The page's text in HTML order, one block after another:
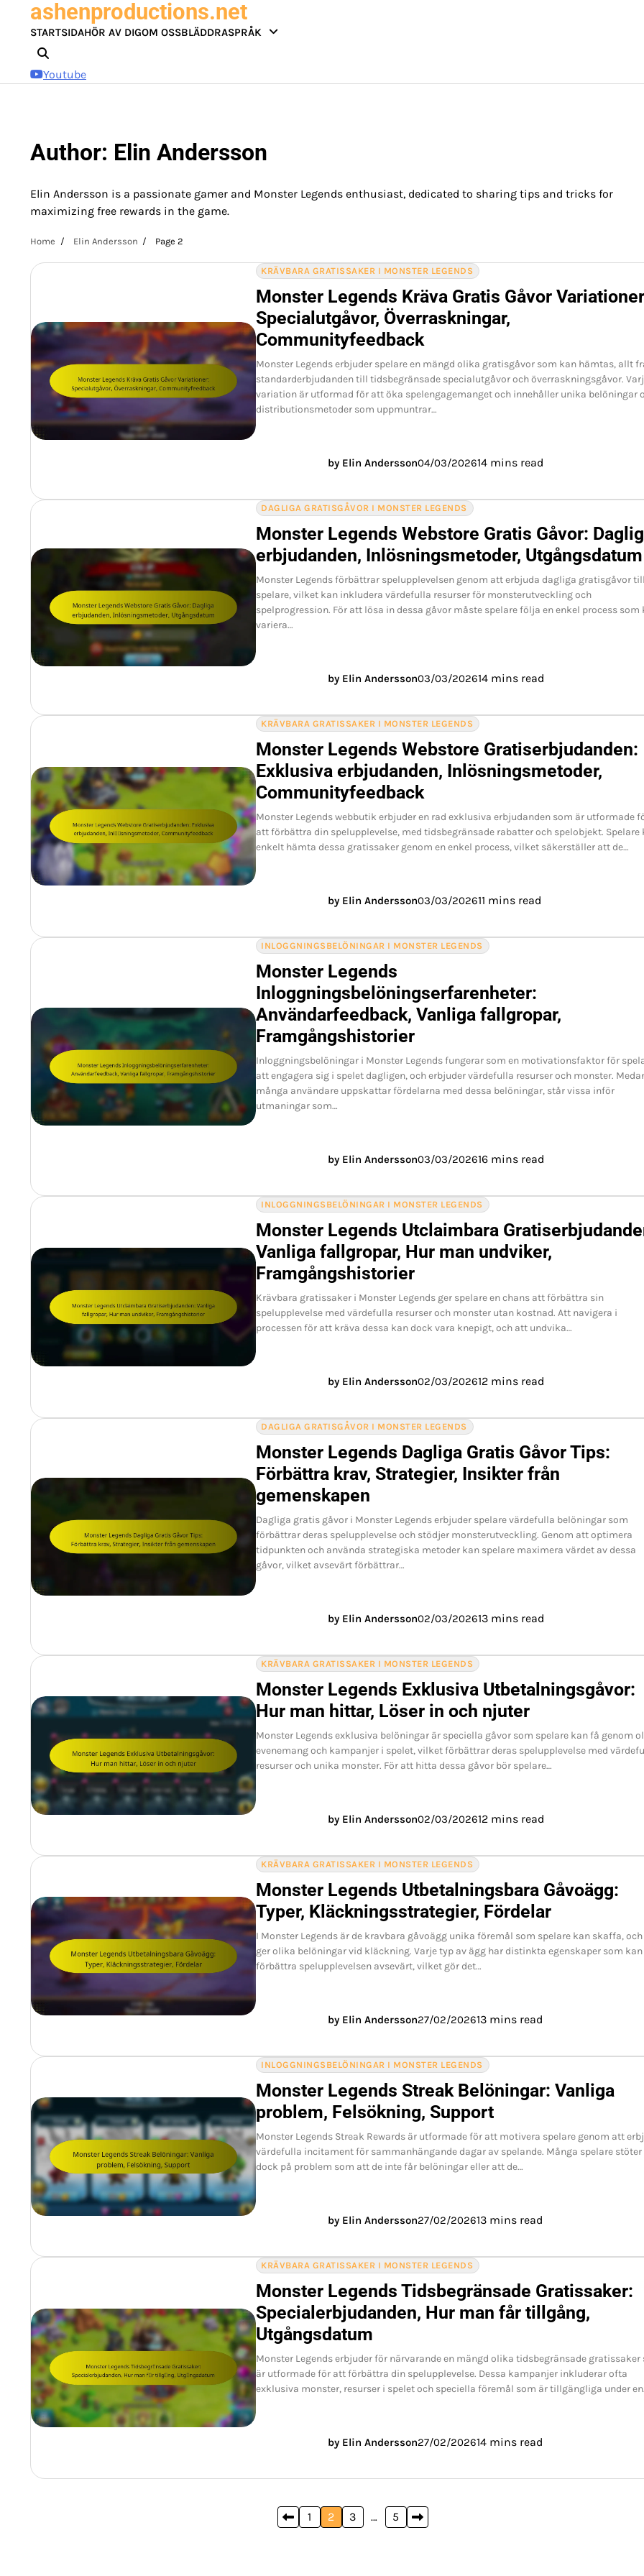
ashenproductions.net
STARTSIDAHÖR AV DIGOM OSSBLÄDDRASPRÅK
Youtube
Author: Elin Andersson
Elin Andersson is a passionate gamer and Monster Legends enthusiast, dedicated to sharing tips and tricks for
maximizing free rewards in the game.
Home Elin Andersson Page 2
KRÄVBARA GRATISSAKER I MONSTER LEGENDS
Monster Legends Kräva Gratis Gåvor
Specialutgåvor, Överraskningar,
Communityfeedback
Monster Legends erbjuder spelare en mängd olika gratisgåvor som kan hämtas, allt
standarderbjudanden till tidsbegränsade specialutgåvor och överraskningsgåvor.
variation är utformad för att öka spelengagemanget och innehåller unika belöningar
distributionsmetoder som uppmuntrar…
by Elin Andersson04/03/202614 mins read
DAGLIGA GRATISGÅVOR I MONSTER LEGENDS
Monster Legends Webstore Gratis Gåvor:
erbjudanden, Inlösningsmetoder, Utgångsdatum
Monster Legends förbättrar spelupplevelsen genom att erbjuda dagliga gratisgåvor till
spelare, vilket kan inkludera värdefulla resurser för monsterutveckling och
spelprogression. För att lösa in dessa gåvor måste spelare följa en enkel process som
variera…
by Elin Andersson03/03/202614 mins read
KRÄVBARA GRATISSAKER I MONSTER LEGENDS
Monster Legends Webstore Gratiserbjudanden:
Exklusiva erbjudanden, Inlösningsmetoder,
Communityfeedback
Monster Legends webbutik erbjuder en rad exklusiva erbjudanden som är utformade
att förbättra din spelupplevelse, med tidsbegränsade rabatter och spelobjekt. Spelare
enkelt hämta dessa gratissaker genom en enkel process, vilket säkerställer att de…
by Elin Andersson03/03/202611 mins read
INLOGGNINGSBELÖNINGAR I MONSTER LEGENDS
Monster Legends
Inloggningsbelöningserfarenheter:
Användarfeedback, Vanliga fallgropar,
Framgångshistorier
Inloggningsbelöningar i Monster Legends fungerar som en motivationsfaktor för
att engagera sig i spelet dagligen, och erbjuder värdefulla resurser och monster.
många användare uppskattar fördelarna med dessa belöningar, står vissa inför
utmaningar som…
by Elin Andersson03/03/202616 mins read
INLOGGNINGSBELÖNINGAR I MONSTER LEGENDS
Monster Legends Utclaimbara
Vanliga fallgropar, Hur man undviker,
Framgångshistorier
Krävbara gratissaker i Monster Legends ger spelare en chans att förbättra sin
spelupplevelse med värdefulla resurser och monster utan kostnad. Att navigera i
processen för att kräva dessa kan dock vara knepigt, och att undvika…
by Elin Andersson02/03/202612 mins read
DAGLIGA GRATISGÅVOR I MONSTER LEGENDS
Monster Legends Dagliga Gratis Gåvor Tips:
Förbättra krav, Strategier, Insikter från
gemenskapen
Dagliga gratis gåvor i Monster Legends erbjuder spelare värdefulla belöningar som
förbättrar deras spelupplevelse och stödjer monsterutveckling. Genom att optimera
tidpunkten och använda strategiska metoder kan spelare maximera värdet av dessa
gåvor, vilket avsevärt förbättrar…
by Elin Andersson02/03/202613 mins read
KRÄVBARA GRATISSAKER I MONSTER LEGENDS
Monster Legends Exklusiva Utbetalningsgåvor:
Hur man hittar, Löser in och njuter
Monster Legends exklusiva belöningar är speciella gåvor som spelare kan få genom
evenemang och kampanjer i spelet, vilket förbättrar deras spelupplevelse med
resurser och unika monster. För att hitta dessa gåvor bör spelare…
by Elin Andersson02/03/202612 mins read
KRÄVBARA GRATISSAKER I MONSTER LEGENDS
Monster Legends Utbetalningsbara Gåvoägg:
Typer, Kläckningsstrategier, Fördelar
I Monster Legends är de kravbara gåvoägg unika föremål som spelare kan skaffa, och
ger olika belöningar vid kläckning. Varje typ av ägg har distinkta egenskaper som kan
förbättra spelupplevelsen avsevärt, vilket gör det…
by Elin Andersson27/02/202613 mins read
INLOGGNINGSBELÖNINGAR I MONSTER LEGENDS
Monster Legends Streak Belöningar: Vanliga
problem, Felsökning, Support
Monster Legends Streak Rewards är utformade för att motivera spelare genom att
värdefulla incitament för sammanhängande dagar av spelande. Många spelare stöter
dock på problem som att de inte får belöningar eller att de…
by Elin Andersson27/02/202613 mins read
KRÄVBARA GRATISSAKER I MONSTER LEGENDS
Monster Legends Tidsbegränsade Gratissaker:
Specialerbjudanden, Hur man får tillgång,
Utgångsdatum
Monster Legends erbjuder för närvarande en mängd olika tidsbegränsade gratissaker
är utformade för att förbättra din spelupplevelse. Dessa kampanjer inkluderar ofta
exklusiva monster, resurser i spelet och speciella föremål som är tillgängliga under
by Elin Andersson27/02/202614 mins read
1 2 3 … 5